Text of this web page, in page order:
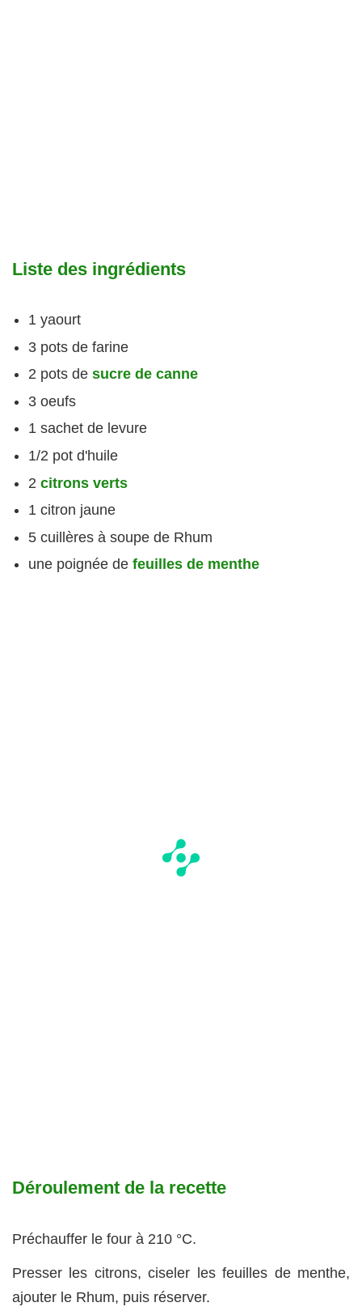
Liste des ingrédients
1 yaourt
3 pots de farine
2 pots de sucre de canne
3 oeufs
1 sachet de levure
1/2 pot d'huile
2 citrons verts
1 citron jaune
5 cuillères à soupe de Rhum
une poignée de feuilles de menthe
Déroulement de la recette
Préchauffer le four à 210 °C.
Presser les citrons, ciseler les feuilles de menthe,
ajouter le Rhum, puis réserver.